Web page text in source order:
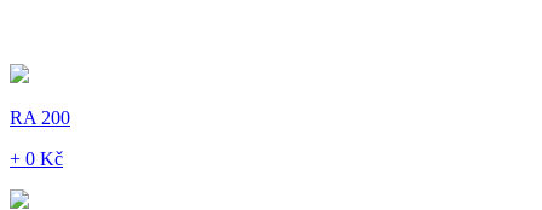
RA 200
+ 0 Kč